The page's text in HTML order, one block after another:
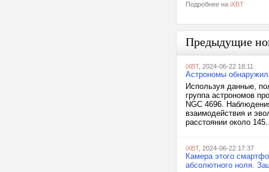
Подробнее на iXBT
Предыдущие
iXBT, 2024-06-22 18:11
Астрономы
Используя данные,
группа астрономов
NGC 4696.
взаимодействия и
расстоянии около
iXBT, 2024-06-22 17:37
Камера этого
абсолютного ноля.